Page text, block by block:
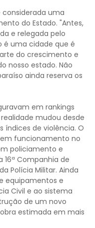
considerada uma
do Estado. "Antes,
e relegada pelo
é uma cidade que é
do crescimento e
nosso estado. Não
ainda reserva os
em rankings
mudou desde
índices de violência. O
funcionamento no
policiamento e
Companhia de
Polícia Militar. Ainda
equipamentos e
Civil e ao sistema
de um novo
estimada em mais